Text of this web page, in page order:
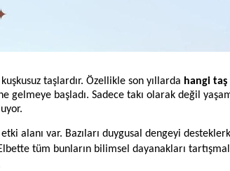
taşlardır. Özellikle son yıllarda hangi taş
gelmeye başladı. Sadece takı olarak değil
alanı var. Bazıları duygusal dengeyi
tüm bunların bilimsel dayanakları